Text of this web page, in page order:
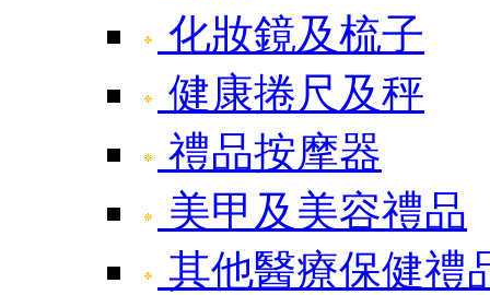
化妝鏡及梳子
健康捲尺及秤
禮品按摩器
美甲及美容禮品
其他醫療保健禮